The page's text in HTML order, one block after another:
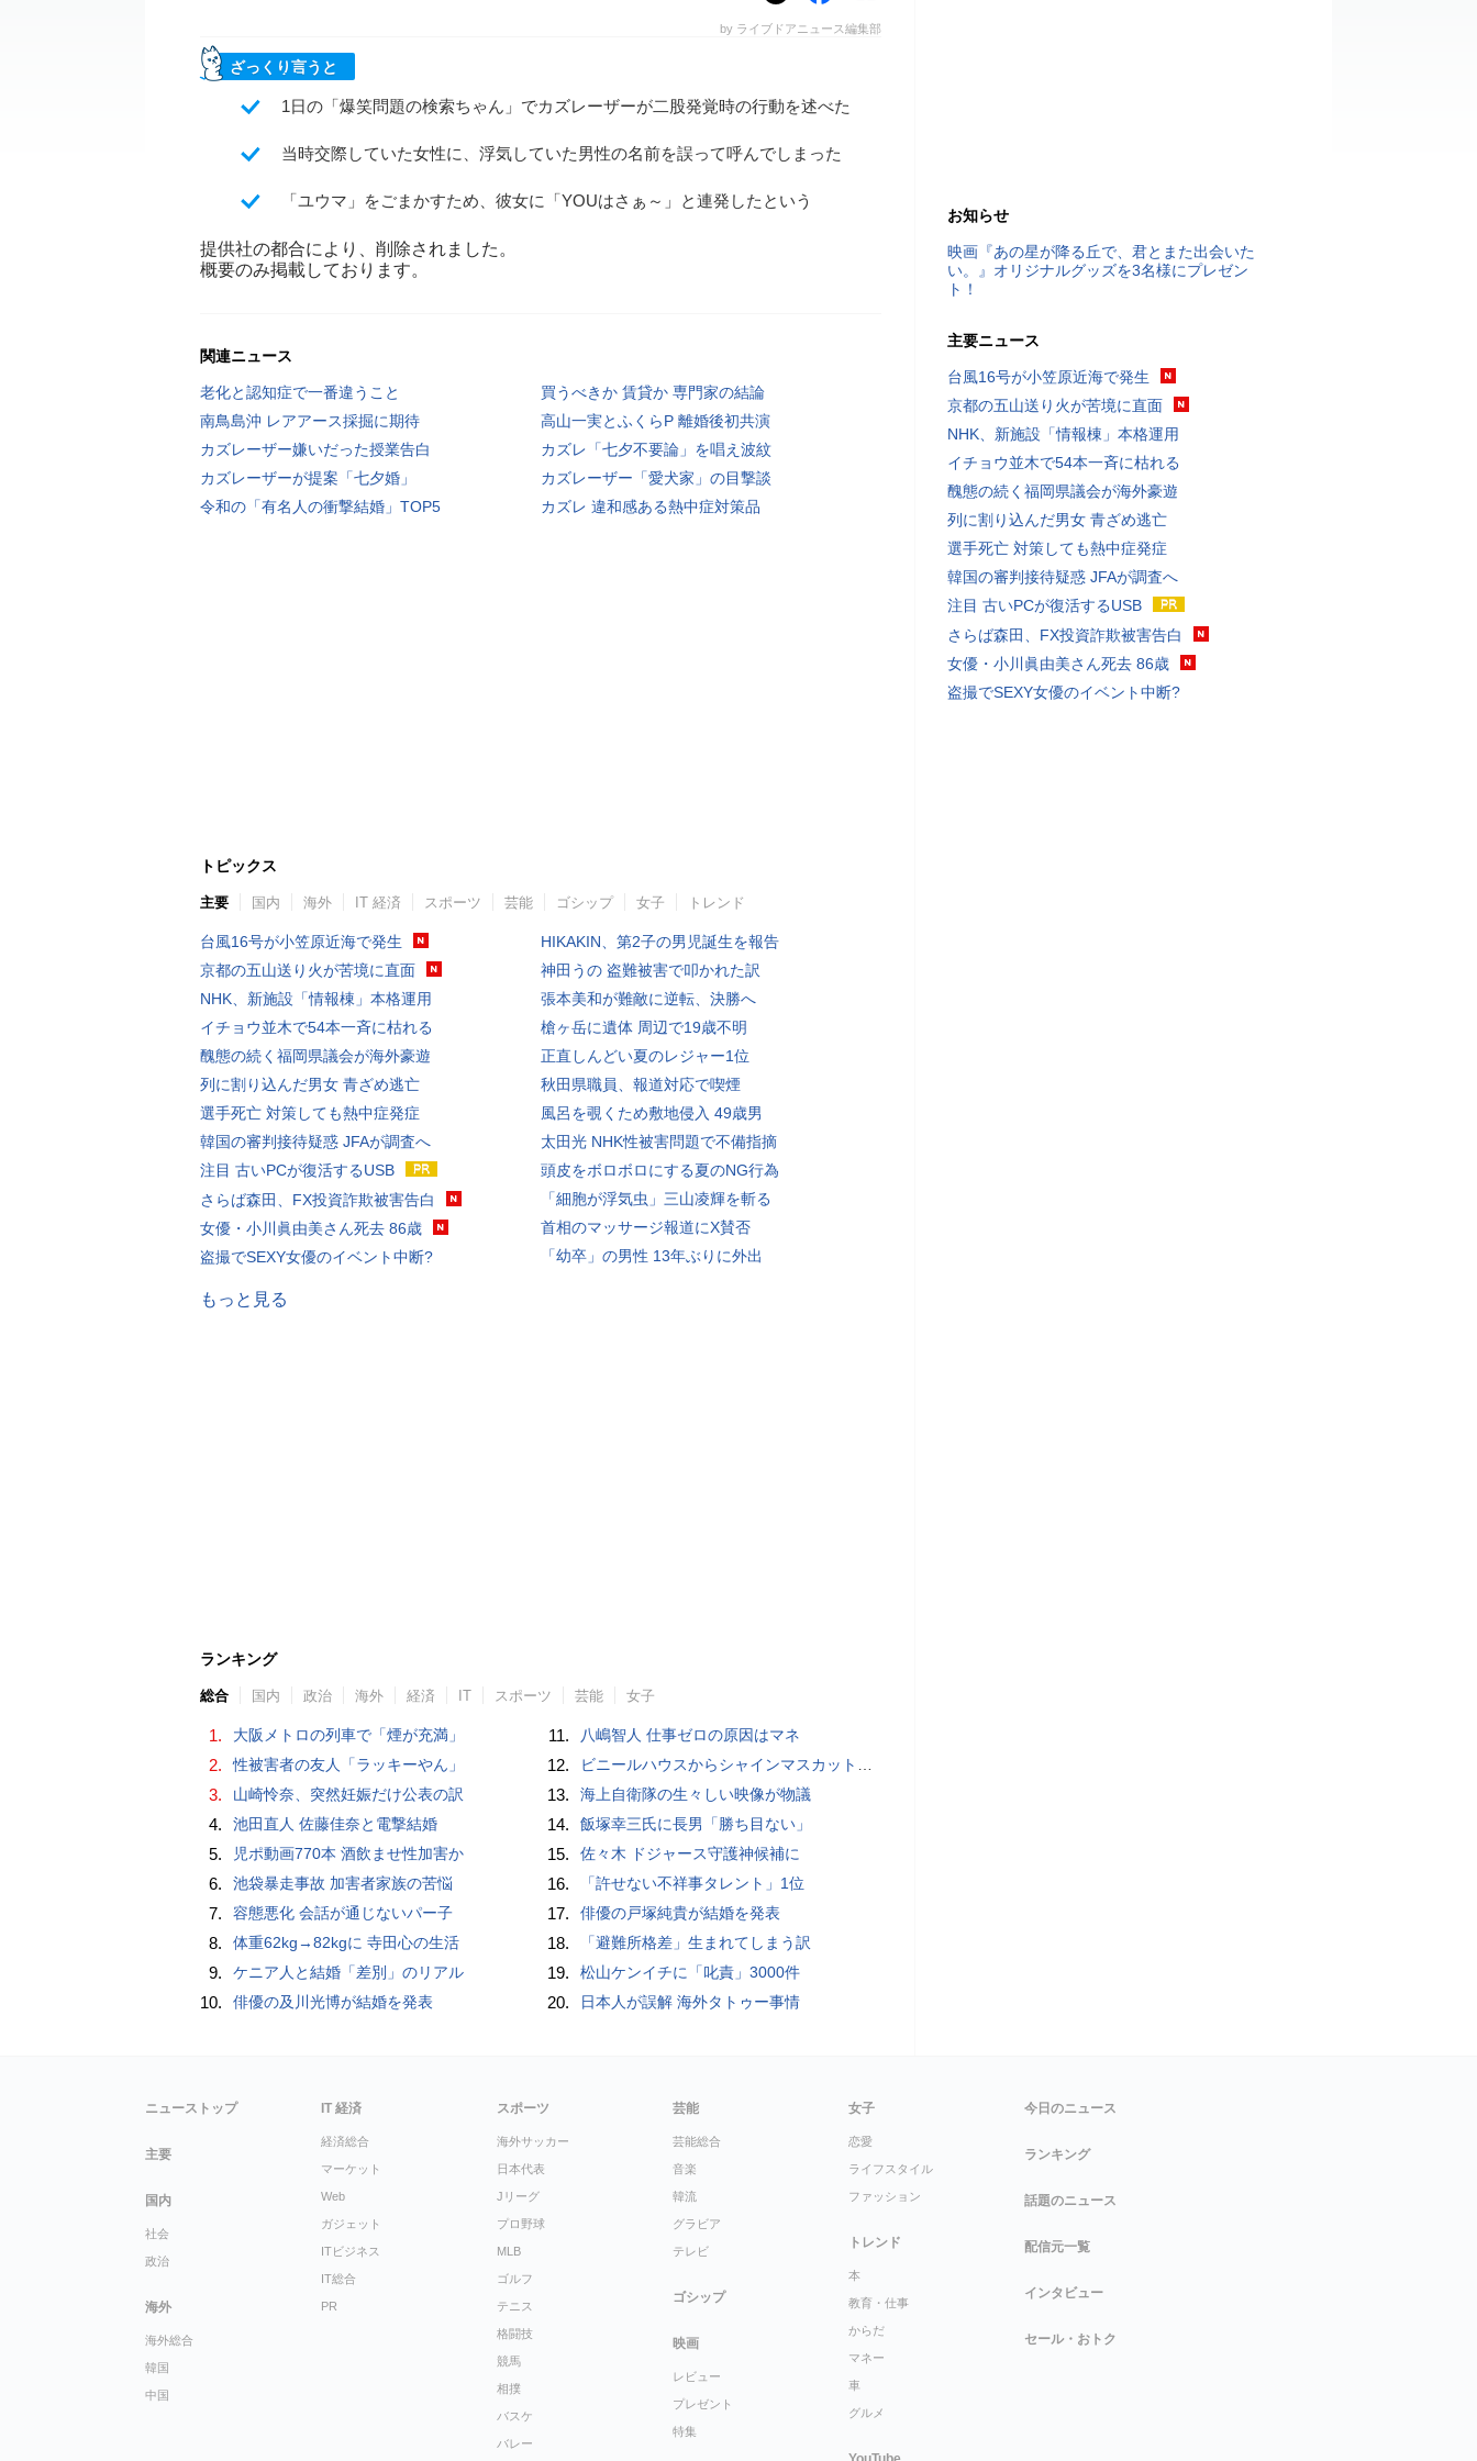
by ライブドアニュース編集部
ざっくり言うと
1日の「爆笑問題の検索ちゃん」でカズレーザーが二股発覚時の行動を述べた
当時交際していた女性に、浮気していた男性の名前を誤って呼んでしまった
「ユウマ」をごまかすため、彼女に「YOUはさぁ～」と連発したという
提供社の都合により、削除されました。
概要のみ掲載しております。
関連ニュース
老化と認知症で一番違うこと
買うべきか 賃貸か 専門家の結論
南鳥島沖 レアアース採掘に期待
高山一実とふくらP 離婚後初共演
カズレーザー嫌いだった授業告白
カズレ「七夕不要論」を唱え波紋
カズレーザーが提案「七夕婚」
カズレーザー「愛犬家」の目撃談
令和の「有名人の衝撃結婚」TOP5
カズレ 違和感ある熱中症対策品
トピックス
主要 国内 海外 IT 経済 スポーツ 芸能 ゴシップ 女子 トレンド
台風16号が小笠原近海で発生
京都の五山送り火が苦境に直面
NHK、新施設「情報棟」本格運用
イチョウ並木で54本一斉に枯れる
醜態の続く福岡県議会が海外豪遊
列に割り込んだ男女 青ざめ逃亡
選手死亡 対策しても熱中症発症
韓国の審判接待疑惑 JFAが調査へ
注目 古いPCが復活するUSB
さらば森田、FX投資詐欺被害告白
女優・小川眞由美さん死去 86歳
盗撮でSEXY女優のイベント中断?
HIKAKIN、第2子の男児誕生を報告
神田うの 盗難被害で叩かれた訳
張本美和が難敵に逆転、決勝へ
槍ヶ岳に遺体 周辺で19歳不明
正直しんどい夏のレジャー1位
秋田県職員、報道対応で喫煙
風呂を覗くため敷地侵入 49歳男
太田光 NHK性被害問題で不備指摘
頭皮をボロボロにする夏のNG行為
「細胞が浮気虫」三山凌輝を斬る
首相のマッサージ報道にX賛否
「幼卒」の男性 13年ぶりに外出
もっと見る
ランキング
総合 国内 政治 海外 経済 IT スポーツ 芸能 女子
1. 大阪メトロの列車で「煙が充満」
2. 性被害者の友人「ラッキーやん」
3. 山崎怜奈、突然妊娠だけ公表の訳
4. 池田直人 佐藤佳奈と電撃結婚
5. 児ポ動画770本 酒飲ませ性加害か
6. 池袋暴走事故 加害者家族の苦悩
7. 容態悪化 会話が通じないパー子
8. 体重62kg→82kgに 寺田心の生活
9. ケニア人と結婚「差別」のリアル
10. 俳優の及川光博が結婚を発表
11. 八嶋智人 仕事ゼロの原因はマネ
12. ビニールハウスからシャインマスカット約200房を盗んだ疑い ネットで販売か 無職の男（42）逮捕 岡山県警
13. 海上自衛隊の生々しい映像が物議
14. 飯塚幸三氏に長男「勝ち目ない」
15. 佐々木 ドジャース守護神候補に
16. 「許せない不祥事タレント」1位
17. 俳優の戸塚純貴が結婚を発表
18. 「避難所格差」生まれてしまう訳
19. 松山ケンイチに「叱責」3000件
20. 日本人が誤解 海外タトゥー事情
お知らせ
映画『あの星が降る丘で、君とまた出会いた
い。』オリジナルグッズを3名様にプレゼン
ト！
主要ニュース
台風16号が小笠原近海で発生
京都の五山送り火が苦境に直面
NHK、新施設「情報棟」本格運用
イチョウ並木で54本一斉に枯れる
醜態の続く福岡県議会が海外豪遊
列に割り込んだ男女 青ざめ逃亡
選手死亡 対策しても熱中症発症
韓国の審判接待疑惑 JFAが調査へ
注目 古いPCが復活するUSB
さらば森田、FX投資詐欺被害告白
女優・小川眞由美さん死去 86歳
盗撮でSEXY女優のイベント中断?
ニューストップ
主要
国内
社会
政治
海外
海外総合
韓国
中国
IT 経済
経済総合
マーケット
Web
ガジェット
ITビジネス
IT総合
PR
スポーツ
海外サッカー
日本代表
Jリーグ
プロ野球
MLB
ゴルフ
テニス
格闘技
競馬
相撲
バスケ
バレー
芸能
芸能総合
音楽
韓流
グラビア
テレビ
ゴシップ
映画
レビュー
プレゼント
特集
女子
恋愛
ライフスタイル
ファッション
トレンド
本
教育・仕事
からだ
マネー
車
グルメ
今日のニュース
ランキング
話題のニュース
配信元一覧
インタビュー
セール・おトク